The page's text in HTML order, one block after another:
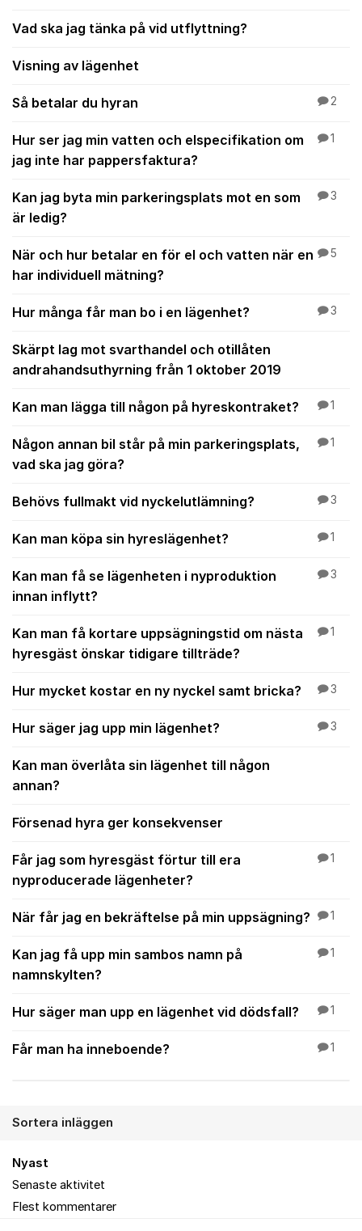
Vad ska jag tänka på vid utflyttning?
Visning av lägenhet
Så betalar du hyran 2
Hur ser jag min vatten och elspecifikation om
jag inte har pappersfaktura?
1
Kan jag byta min parkeringsplats mot en som
är ledig?
3
När och hur betalar en för el och vatten när en
har individuell mätning?
5
Hur många får man bo i en lägenhet? 3
Skärpt lag mot svarthandel och otillåten
andrahandsuthyrning från 1 oktober 2019
Kan man lägga till någon på hyreskontraket? 1
Någon annan bil står på min parkeringsplats,
vad ska jag göra?
1
Behövs fullmakt vid nyckelutlämning? 3
Kan man köpa sin hyreslägenhet? 1
Kan man få se lägenheten i nyproduktion
innan inflytt?
3
Kan man få kortare uppsägningstid om nästa
hyresgäst önskar tidigare tillträde?
1
Hur mycket kostar en ny nyckel samt bricka? 3
Hur säger jag upp min lägenhet? 3
Kan man överlåta sin lägenhet till någon
annan?
Försenad hyra ger konsekvenser
Får jag som hyresgäst förtur till era
nyproducerade lägenheter?
1
När får jag en bekräftelse på min uppsägning? 1
Kan jag få upp min sambos namn på
namnskylten?
1
Hur säger man upp en lägenhet vid dödsfall? 1
Får man ha inneboende? 1
Sortera inläggen
Nyast
Senaste aktivitet
Flest kommentarer